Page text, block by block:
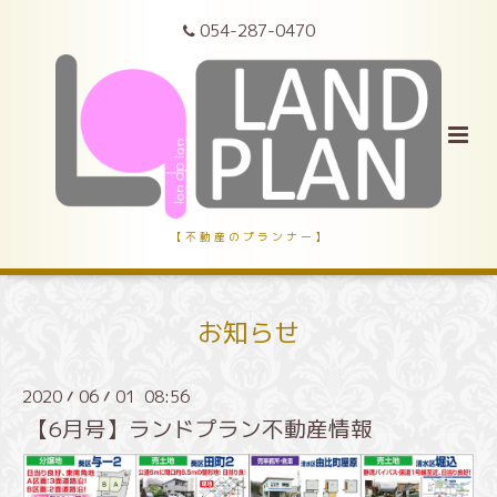
054-287-0470
【 不 動 産 の プ ラ ン ナ ー 】
お知らせ
2020 / 06 / 01 08:56
【6月号】ランドプラン不動産情報